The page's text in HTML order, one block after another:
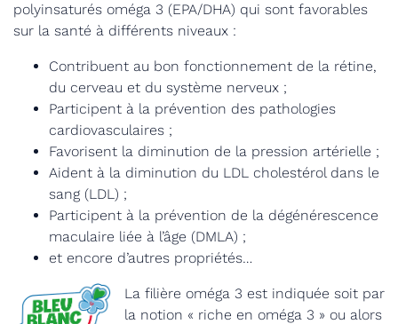
polyinsaturés oméga 3 (EPA/DHA) qui sont favorables
sur la santé à différents niveaux :
Contribuent au bon fonctionnement de la rétine,
du cerveau et du système nerveux ;
Participent à la prévention des pathologies
cardiovasculaires ;
Favorisent la diminution de la pression artérielle ;
Aident à la diminution du LDL cholestérol dans le
sang (LDL) ;
Participent à la prévention de la dégénérescence
maculaire liée à l’âge (DMLA) ;
et encore d’autres propriétés…
La filière oméga 3 est indiquée soit par
la notion « riche en oméga 3 » ou alors